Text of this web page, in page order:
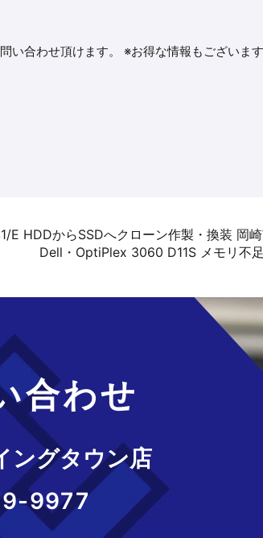
い合わせ頂けます。 ※お得な情報もございます
E HDDからSSDへクローン作製・換装 岡
Dell・OptiPlex 3060 D11S メモリ不
合わせ
ングタウン店
9977